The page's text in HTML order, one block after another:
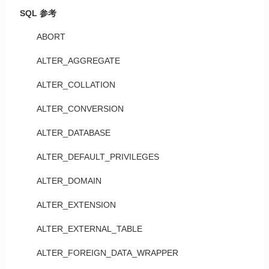
SQL 参考
ABORT
ALTER_AGGREGATE
ALTER_COLLATION
ALTER_CONVERSION
ALTER_DATABASE
ALTER_DEFAULT_PRIVILEGES
ALTER_DOMAIN
ALTER_EXTENSION
ALTER_EXTERNAL_TABLE
ALTER_FOREIGN_DATA_WRAPPER